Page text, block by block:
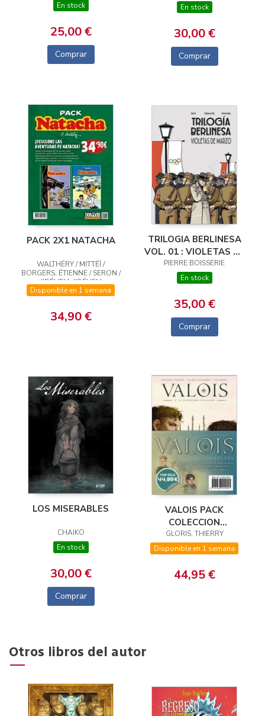
En stock
25,00 €
Comprar
En stock
30,00 €
Comprar
PACK 2X1 NATACHA
WALTHÉRY / MITTÉÏ /
BORGERS, ÉTIENNE / SERON /
JIDÉHEM, JIDÉHEM
Disponible en 1 semana
34,90 €
TRILOGIA BERLINESA
VOL. 01 : VIOLETAS DE
MARZO
PIERRE BOISSERIE
En stock
35,00 €
Comprar
LOS MISERABLES
CHAIKO
En stock
30,00 €
Comprar
VALOIS PACK
COLECCION
COMPLETA
GLORIS, THIERRY
Disponible en 1 semana
44,95 €
Otros libros del autor